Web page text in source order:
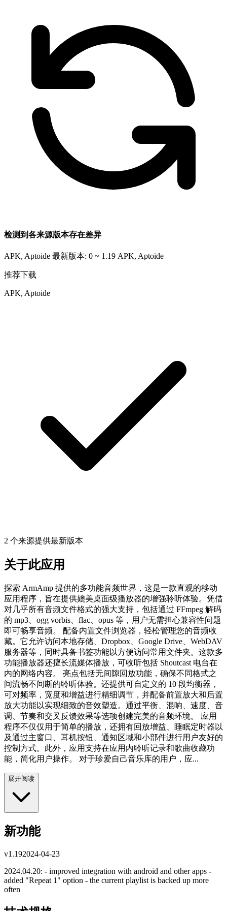
检测到各来源版本存在差异
APK, Aptoide 最新版本: 0 ~ 1.19 APK, Aptoide
推荐下载
APK, Aptoide
2 个来源提供最新版本
关于此应用
探索 ArmAmp 提供的多功能音频世界，这是一款直观的移动
应用程序，旨在提供媲美桌面级播放器的增强聆听体验。凭借
对几乎所有音频文件格式的强大支持，包括通过 FFmpeg 解码
的 mp3、ogg vorbis、flac、opus 等，用户无需担心兼容性问题
即可畅享音频。 配备内置文件浏览器，轻松管理您的音频收
藏。它允许访问本地存储、Dropbox、Google Drive、WebDAV
服务器等，同时具备书签功能以方便访问常用文件夹。这款多
功能播放器还擅长流媒体播放，可收听包括 Shoutcast 电台在
内的网络内容。 亮点包括无间隙回放功能，确保不同格式之
间流畅不间断的聆听体验。还提供可自定义的 10 段均衡器，
可对频率，宽度和增益进行精细调节，并配备前置放大和后置
放大功能以实现细致的音效塑造。通过平衡、混响、速度、音
调、节奏和交叉反馈效果等选项创建完美的音频环境。 应用
程序不仅仅用于简单的播放，还拥有回放增益、睡眠定时器以
及通过主窗口、耳机按钮、通知区域和小部件进行用户友好的
控制方式。此外，应用支持在应用内聆听记录和歌曲收藏功
能，简化用户操作。 对于珍爱自己音乐库的用户，应...
展开阅读
新功能
v1.192024-04-23
2024.04.20: - improved integration with android and other apps -
added "Repeat 1" option - the current playlist is backed up more
often